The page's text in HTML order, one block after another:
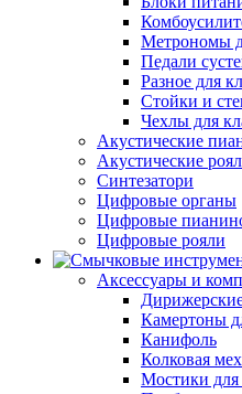
Метрономы
Педали
Разное для
Стойки и
Чехлы для
Акустические
Акустические
Синтезатори
Цифровые органы
Цифровые
Цифровые рояли
Аксессуары и
Камертоны
Канифоль
Колковая
Мостики для